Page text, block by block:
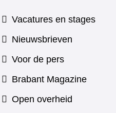
Vacatures en stages
Nieuwsbrieven
Voor de pers
Brabant Magazine(verwijst
Open overheid